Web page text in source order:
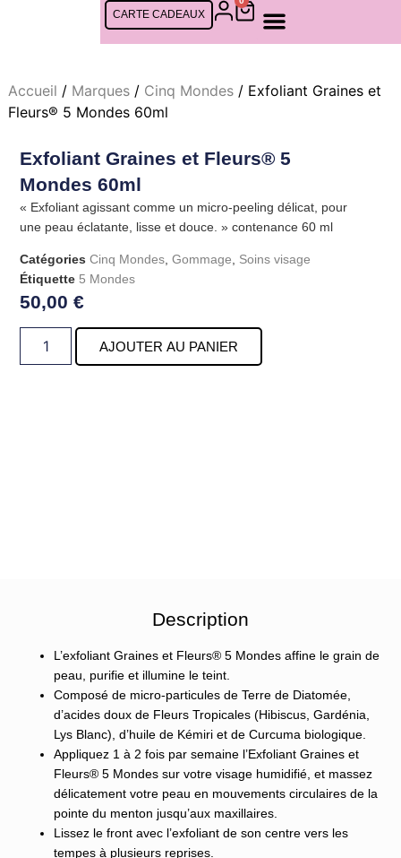
CARTE CADEAUX
Accueil / Marques/ Cinq Mondes/ Exfoliant Graines et
Fleurs® 5 Mondes 60ml
Exfoliant Graines et Fleurs® 5
Mondes 60ml
« Exfoliant agissant comme un micro-peeling délicat, pour
une peau éclatante, lisse et douce. » contenance 60 ml
Catégories Cinq Mondes ,Gommage
Soins visage
Étiquette 5 Mondes
50,00€
AJOUTER AU PANIER
Description
L’exfoliant Graines et Fleurs® 5 Mondes affine le grain de
peau, purifie et illumine le teint.
Composé de micro-particules de Terre de Diatomée,
d’acides doux de Fleurs Tropicales (Hibiscus, Gardénia,
Lys Blanc), d’huile de Kémiri et de Curcuma biologique.
Appliquez 1 à 2 fois par semaine l’Exfoliant Graines et
Fleurs® 5 Mondes sur votre visage humidifié, et massez
délicatement votre peau en mouvements circulaires de la
pointe du menton jusqu’aux maxillaires.
Lissez le front avec l’exfoliant de son centre vers les
tempes à plusieurs reprises.